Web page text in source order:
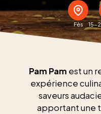
Fès 15-
Pam Pam est un
expérience
saveurs
apportant une